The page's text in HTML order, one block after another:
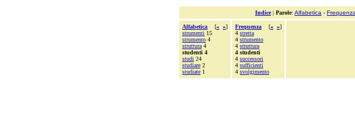
Indice| Parole: Alfabetica - Frequenza
Alfabetica [« »]
strumenti 15
strumento 4
struttura 4
studenti 4
studi 24
studiare 2
studiate 1
Frequenza [« »]
4 stretta
4 strumento
4 struttura
4 studenti
4 successori
4 sufficienti
4 svolgimento